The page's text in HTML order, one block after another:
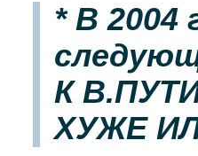
* В 2004
К
ХУЖЕ